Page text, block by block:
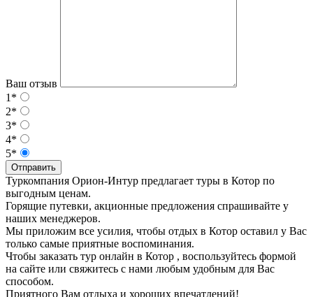
Ваш отзыв
1*
2*
3*
4*
5*
Отправить
Туркомпания Орион-Интур предлагает туры в Котор по
выгодным ценам.
Горящие путевки, акционные предложения спрашивайте у
наших менеджеров.
Мы приложим все усилия, чтобы отдых в Котор оставил у Вас
только самые приятные воспоминания.
Чтобы заказать тур онлайн в Котор , воспользуйтесь формой
на сайте или свяжитесь с нами любым удобным для Вас
способом.
Приятного Вам отдыха и хороших впечатлений!